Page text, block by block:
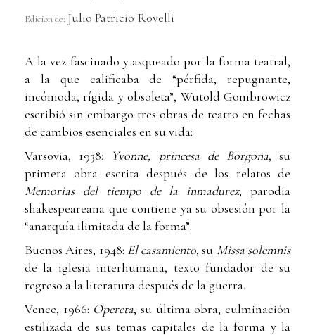
Edición de: Julio Patricio Rovelli
A la vez fascinado y asqueado por la forma teatral,
a la que calificaba de “pérfida, repugnante,
incómoda, rígida y obsoleta”, Wutold Gombrowicz
escribió sin embargo tres obras de teatro en fechas
de cambios esenciales en su vida:
Varsovia, 1938:
Yvonne, princesa de Borgoña, su
primera obra escrita después de los relatos de
Memorias del tiempo de la inmadurez, parodia
shakespeareana que contiene ya su obsesión por la
“anarquía ilimitada de la forma”.
Buenos Aires, 1948: El casamiento, su Missa solemnis
de la iglesia interhumana, texto fundador de su
regreso a la literatura después de la guerra.
Vence, 1966: Opereta, su última obra, culminación
estilizada de sus temas capitales de la forma y la